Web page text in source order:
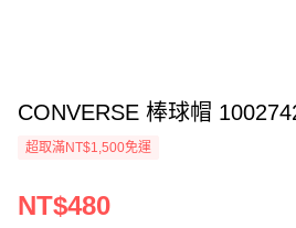
CONVERSE 棒球帽
超取滿NT$1,500免運
NT$480